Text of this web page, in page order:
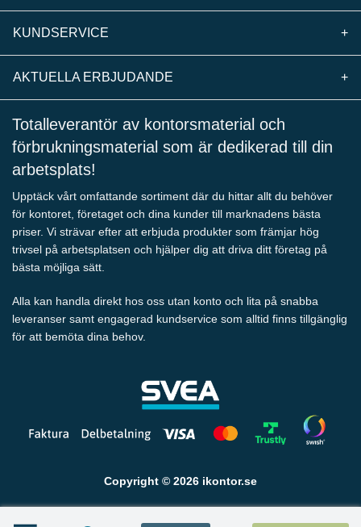
KUNDSERVICE +
AKTUELLA ERBJUDANDE +
Totalleverantör av kontorsmaterial och
förbrukningsmaterial som är dedikerad till din
arbetsplats!
Upptäck vårt omfattande sortiment där du hittar allt du behöver
för kontoret, företaget och dina kunder till marknadens bästa
priser. Vi strävar efter att erbjuda produkter som främjar hög
trivsel på arbetsplatsen och hjälper dig att driva ditt företag på
bästa möjliga sätt.
Alla kan handla direkt hos oss utan konto och lita på snabba
leveranser samt engagerad kundservice som alltid finns tillgänglig
för att bemöta dina behov.
Copyright © 2026 ikontor.se